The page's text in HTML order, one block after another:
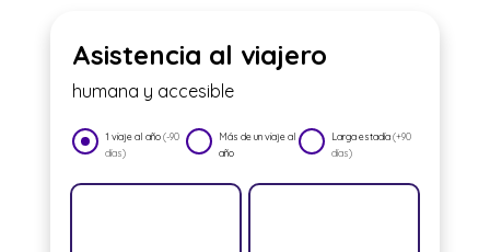
Asistencia al viajero
humana y accesible
1 viaje al año(-90
días)
Más de un viaje al
año
Larga estadía(+90
días)